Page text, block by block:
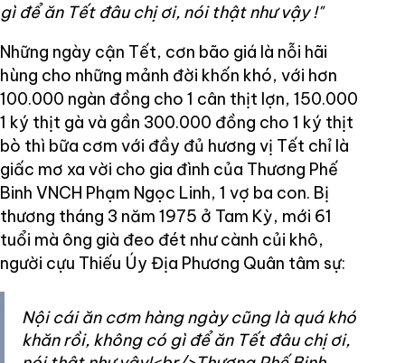
gì để ăn Tết đâu chị ơi, nói thật như vậy !"
Những ngày cận Tết, cơn bão giá là nỗi hãi
hùng cho những mảnh đời khốn khó, với hơn
100.000 ngàn đồng cho 1 cân thịt lợn, 150.000
1 ký thịt gà và gần 300.000 đồng cho 1 ký thịt
bò thì bữa cơm với đầy đủ hương vị Tết chỉ là
giấc mơ xa vời cho gia đình của Thương Phế
Binh VNCH Phạm Ngọc Linh, 1 vợ ba con. Bị
thương tháng 3 năm 1975 ở Tam Kỳ, mới 61
tuổi mà ông già đeo đét như cành củi khô,
người cựu Thiếu Úy Địa Phương Quân tâm sự:
Nội cái ăn cơm hàng ngày cũng là quá khó
khăn rồi, không có gì để ăn Tết đâu chị ơi,